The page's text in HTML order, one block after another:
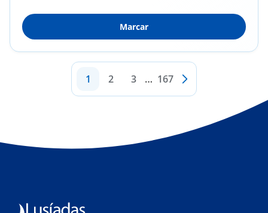
Marcar
1 2 3 … 167